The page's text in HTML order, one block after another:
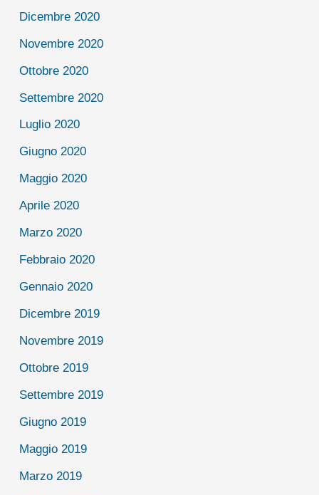
Dicembre 2020
Novembre 2020
Ottobre 2020
Settembre 2020
Luglio 2020
Giugno 2020
Maggio 2020
Aprile 2020
Marzo 2020
Febbraio 2020
Gennaio 2020
Dicembre 2019
Novembre 2019
Ottobre 2019
Settembre 2019
Giugno 2019
Maggio 2019
Marzo 2019